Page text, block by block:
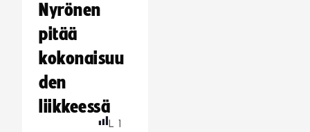
Nyrönen
pitää
kokonaisuu
den
liikkeessä
L 1